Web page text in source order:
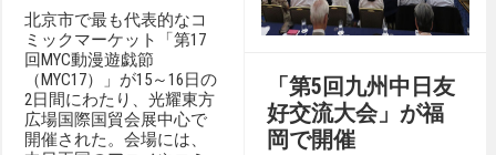
北京市で最も代表的なコ
ミックマーケット「第17
回MYC動漫遊戯節
（MYC17）」が15～16日の
2日間にわたり、光耀東方
広場国際国貿会展中心で
開催された。会場には、
「第5回九州中日友
好交流大会」が福
岡で開催